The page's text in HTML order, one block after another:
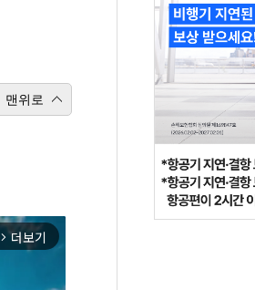
맨위로
arrow_forward_ios 더보기